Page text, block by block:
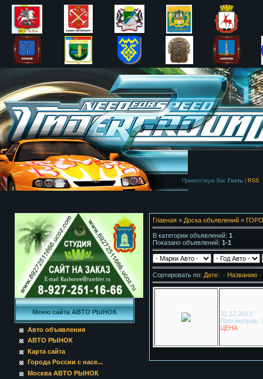
Приветствую Вас Гость RSS
Меню сайта АВТО РЫНОК
Авто объявления
АВТО РЫНОК
Карта сайта
Города России с насе...
Москва АВТО РЫНОК
Главная» Доска объявлений»
В категории объявлений: 1
Показано объявлений: 1-1
Сортировать по: Дате · Названию·
31.12.2013
Просмотров:
ЦЕНА: